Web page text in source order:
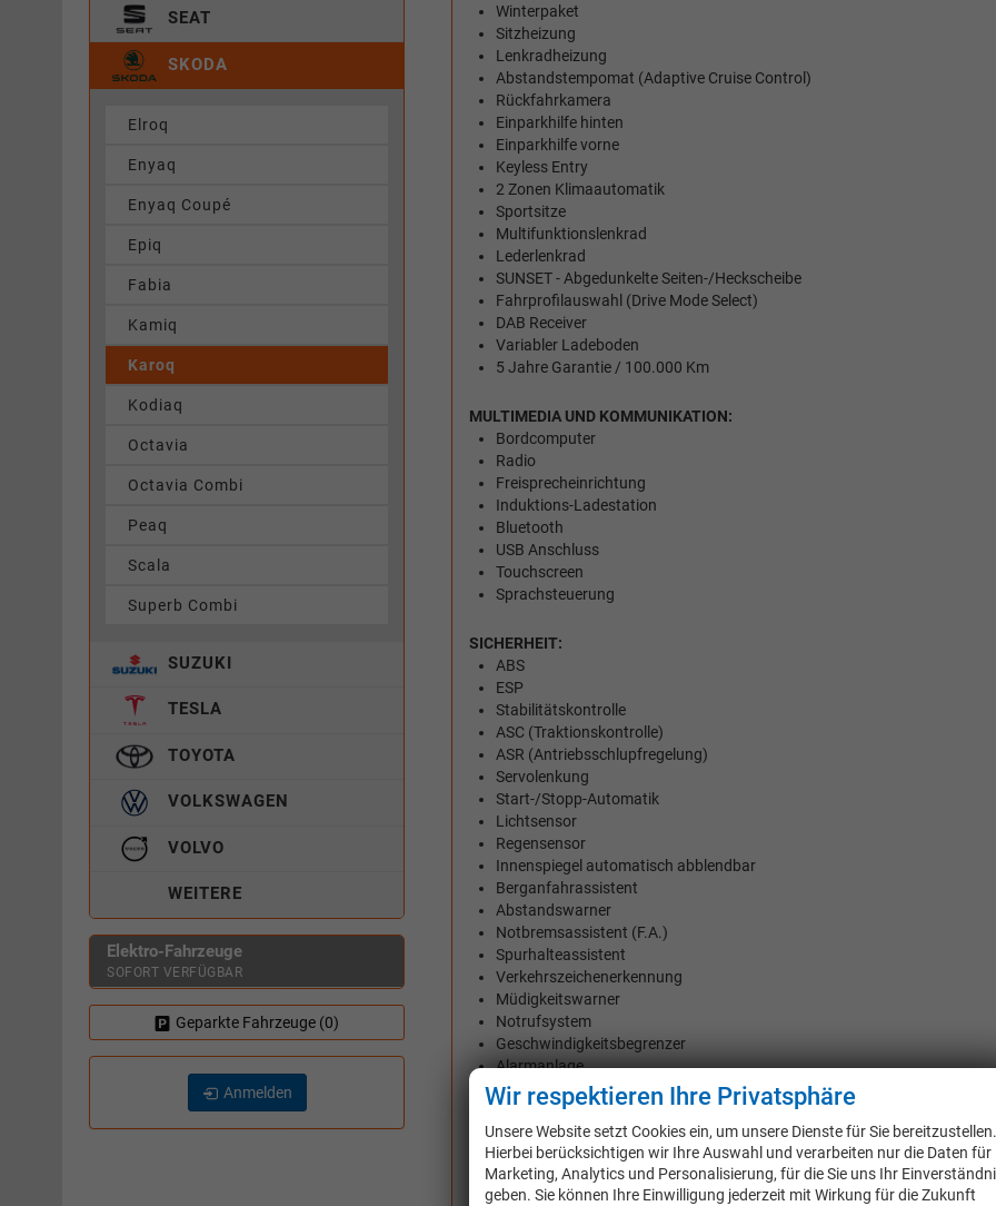
Winterpaket
Sitzheizung
Lenkradheizung
Abstandstempomat (Adaptive Cruise Control)
Rückfahrkamera
Einparkhilfe hinten
Einparkhilfe vorne
Keyless Entry
2 Zonen Klimaautomatik
Sportsitze
Multifunktionslenkrad
Lederlenkrad
SUNSET - Abgedunkelte Seiten-/Heckscheibe
Fahrprofilauswahl (Drive Mode Select)
DAB Receiver
Variabler Ladeboden
5 Jahre Garantie / 100.000 Km
MULTIMEDIA UND KOMMUNIKATION:
Bordcomputer
Radio
Freisprecheinrichtung
Induktions-Ladestation
Bluetooth
USB Anschluss
Touchscreen
Sprachsteuerung
SICHERHEIT:
ABS
ESP
Stabilitätskontrolle
ASC (Traktionskontrolle)
ASR (Antriebsschlupfregelung)
Servolenkung
Start-/Stopp-Automatik
Lichtsensor
Regensensor
Innenspiegel automatisch abblendbar
Berganfahrassistent
Abstandswarner
Notbremsassistent (F.A.)
Spurhalteassistent
Verkehrszeichenerkennung
Müdigkeitswarner
Notrufsystem
Geschwindigkeitsbegrenzer
Alarmanlage
Parkbremse elektrisch
Fahrer-/Beifahrer Airbag
Fahrer Airbag
Knie-Airbag
Beifahrer-Airbag ausschaltbar
Beifahrer-Airbag
SEAT
SKODA
Elroq
Enyaq
Enyaq Coupé
Epiq
Fabia
Kamiq
Karoq
Kodiaq
Octavia
Octavia Combi
Peaq
Scala
Superb Combi
SUZUKI
TESLA
TOYOTA
VOLKSWAGEN
VOLVO
WEITERE
Elektro-Fahrzeuge
SOFORT VERFÜGBAR
Geparkte Fahrzeuge (0)
Anmelden Wir respektieren Ihre Privatsphäre
Unsere Website setzt Cookies ein, um unsere Dienste für Sie bereitzustellen.
Hierbei berücksichtigen wir Ihre Auswahl und verarbeiten nur die Daten für
Marketing, Analytics und Personalisierung, für die Sie uns Ihr
geben. Sie können Ihre Einwilligung jederzeit mit Wirkung für die Zukunft